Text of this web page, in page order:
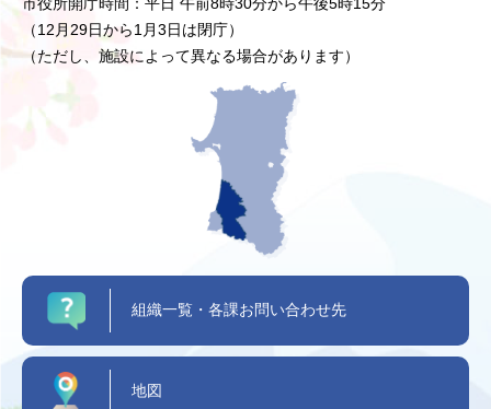
市役所開庁時間：平日 午前8時30分から午後5時15分
（12月29日から1月3日は閉庁）
（ただし、施設によって異なる場合があります）
組織一覧・各課お問い合わせ先
地図